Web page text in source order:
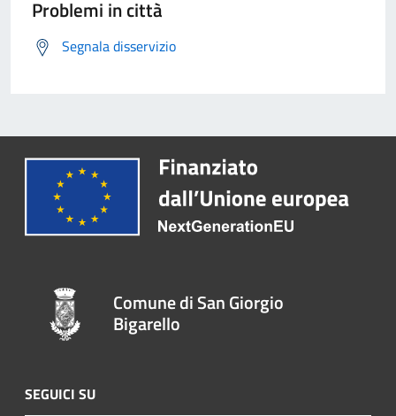
Problemi in città
Segnala disservizio
Comune di San Giorgio
Bigarello
SEGUICI SU